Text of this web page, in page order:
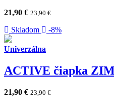
21,90 € 23,90 €
Skladom -8%
Univerzálna
ACTIVE čiapka
21,90 € 23,90 €